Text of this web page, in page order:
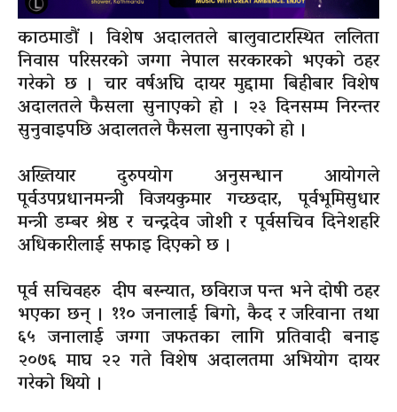
काठमाडौं । विशेष अदालतले बालुवाटारस्थित ललिता
निवास परिसरको जग्गा नेपाल सरकारको भएको ठहर
गरेको छ । चार वर्षअघि दायर मुद्दामा बिहीबार विशेष
अदालतले फैसला सुनाएको हो । २३ दिनसम्म निरन्तर
सुनुवाइपछि अदालतले फैसला सुनाएको हो ।
अख्तियार दुरुपयोग अनुसन्धान आयोगले
पूर्वउपप्रधानमन्त्री विजयकुमार गच्छदार, पूर्वभूमिसुधार
मन्त्री डम्बर श्रेष्ठ र चन्द्रदेव जोशी र पूर्वसचिव दिनेशहरि
अधिकारीलाई सफाइ दिएको छ ।
पूर्व सचिवहरु दीप बस्न्यात, छविराज पन्त भने दोषी ठहर
भएका छन् । ११० जनालाई बिगो, कैद र जरिवाना तथा
६५ जनालाई जग्गा जफतका लागि प्रतिवादी बनाइ
२०७६ माघ २२ गते विशेष अदालतमा अभियोग दायर
गरेको थियो ।